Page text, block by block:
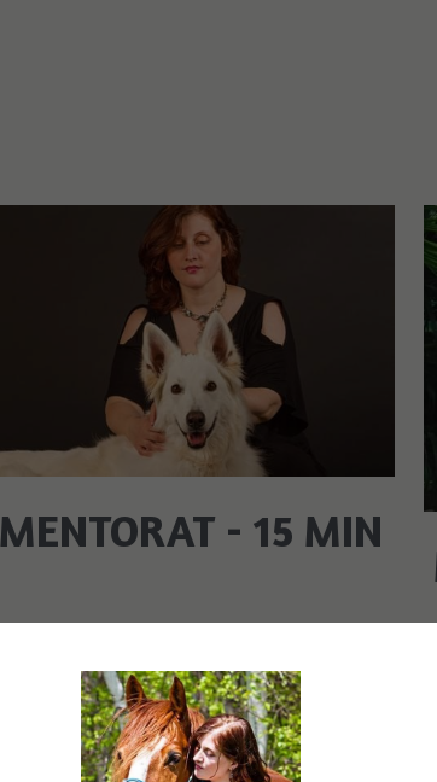
MENTORAT - 15 MIN